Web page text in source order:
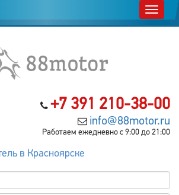
+7 391 210-38-00
info@88motor.ru
Работаем ежедневно с 9:00 до 21:00
в Красноярске